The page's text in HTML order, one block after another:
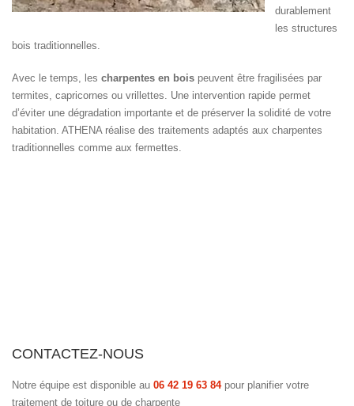
durablement
les structures
bois traditionnelles.
Avec le temps, les charpentes en bois peuvent être fragilisées par
termites, capricornes ou vrillettes. Une intervention rapide permet
d’éviter une dégradation importante et de préserver la solidité de votre
habitation. ATHENA réalise des traitements adaptés aux charpentes
traditionnelles comme aux fermettes.
CONTACTEZ-NOUS
Notre équipe est disponible au 06 42 19 63 84pour planifier votre
traitement de toiture ou de charpente